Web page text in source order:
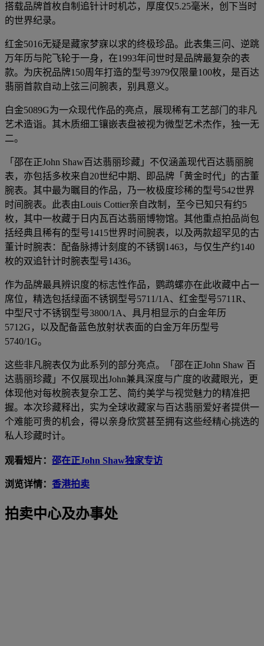
搭载品牌首枚自制追针计时机芯，厚度仅5.25毫米，创下当时
的世界纪录。
红金5016无疑是藏家梦寐以求的终极珍品。此表集三问、逆跳
万年历与陀飞轮于一身，在1993年问世时是品牌最复杂的表
款。为庆祝品牌150周年打造的型号3979仅限量100枚，是百达
翡丽首款自动上弦三问腕表，别具意义。
白金5089G为一众现代作品的亮点，展现稀有工艺部门的非凡
艺术造诣。其木质细工镶嵌表盘被视为微型艺术杰作，独一无
二。
「邵在正John Shaw百达翡丽珍藏」不仅涵盖现代百达翡丽腕
表，亦包括多枚来自20世纪中期、即品牌「黄金时代」的古董
腕表。其中最为瞩目的作品，乃一枚极度珍稀的型号542世界
时间腕表。此表由Louis Cottier亲自改制，至今已知只有约5
枚，其中一枚藏于日内瓦百达翡丽博物馆。其他重点拍品尚包
括经典且稀有的型号1415世界时间腕表，以及两款超罕见的古
董计时腕表：配备脉搏计刻度的不锈钢1463，与仅生产约140
枚的双追针计时腕表型号1436。
作为品牌最具辨识度的标志性作品，鹦鹉螺亦在此收藏中占一
席位，精选包括绿面不锈钢型号5711/1A、红金型号5711R、
中型尺寸不锈钢型号3800/1A、具月相显示的白金年历
5712G，以及配备蓝色放射状表面的白金万年历型号
5740/1G。
这些非凡腕表仅为此系列的部分亮点。「邵在正John Shaw 百
达翡丽珍藏」不仅展现出John兼具深度与广度的收藏眼光，更
体现他对每枚腕表复杂工艺、简约美学与视觉魅力的精准把
握。本次珍藏释出，实为全球收藏家与百达翡丽爱好者提供一
个难能可贵的机会，得以亲身欣赏甚至拥有这些经精心挑选的
私人珍藏时计。
观看短片： 邵在正John Shaw独家专访
浏览详情： 香港拍卖
拍卖中心及办事处